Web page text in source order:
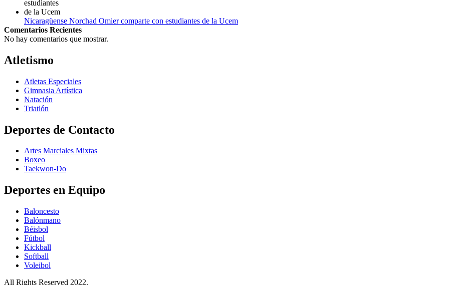
Nicaragüense Norchad Omier comparte con estudiantes de la Ucem
Comentarios Recientes
No hay comentarios que mostrar.
Atletismo
Atletas Especiales
Gimnasia Artística
Natación​
Triatlón​
Deportes de Contacto
Artes Marciales Mixtas
Boxeo
Taekwon-Do
Deportes en Equipo
Baloncesto
Balónmano
Béisbol
Fútbol
Kickball​
Softball​
Voleibol​
All Rights Reserved 2022.